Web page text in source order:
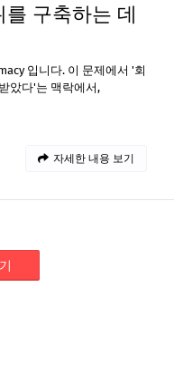
구축하는 데
입니다. 이 문제에서 '회
았다'는 맥락에서,
자세한 내용 보기